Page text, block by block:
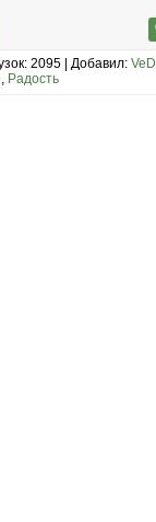
2095 | Добавил: VeD
, Радость